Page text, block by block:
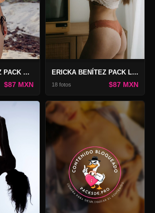
ERICKA BENÍTEZ PACK PIEL DORADA
$87 MXN
ERICKA BENÍTEZ PACK LUMIÈRE
18 fotos $87 MXN